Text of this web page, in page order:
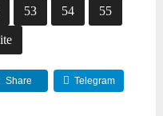
53 54 55
Share Telegram